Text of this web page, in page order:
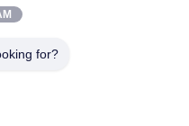
IP20 Stromausfall-LED
for?